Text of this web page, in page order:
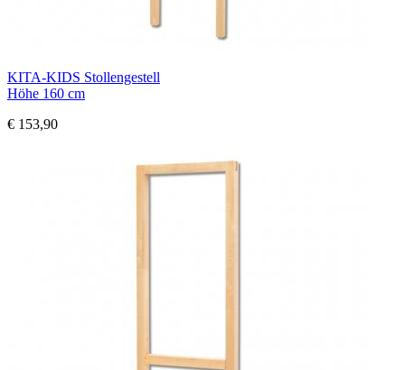
KITA-KIDS Stollengestell
Höhe 160 cm
€ 153,90